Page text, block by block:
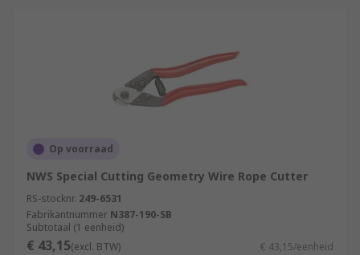
Op voorraad
NWS Special Cutting Geometry Wire Rope Cutter
RS-stocknr. 249-6531
Fabrikantnummer N387-190-SB
Subtotaal (1 eenheid)
€ 43,15(excl. BTW) € 43,15/eenheid